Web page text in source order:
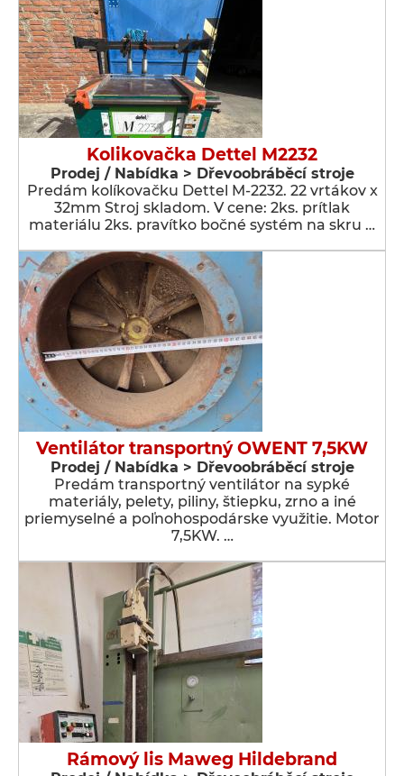
Kolikovačka Dettel M2232
Prodej / Nabídka > Dřevoobráběcí stroje
Predám kolíkovačku Dettel M-2232. 22 vrtákov x
32mm Stroj skladom. V cene: 2ks. prítlak
materiálu 2ks. pravítko bočné systém na skru …
Ventilátor transportný OWENT 7,5KW
Prodej / Nabídka > Dřevoobráběcí stroje
Predám transportný ventilátor na sypké
materiály, pelety, piliny, štiepku, zrno a iné
priemyselné a poľnohospodárske využitie. Motor
7,5KW. …
Rámový lis Maweg Hildebrand